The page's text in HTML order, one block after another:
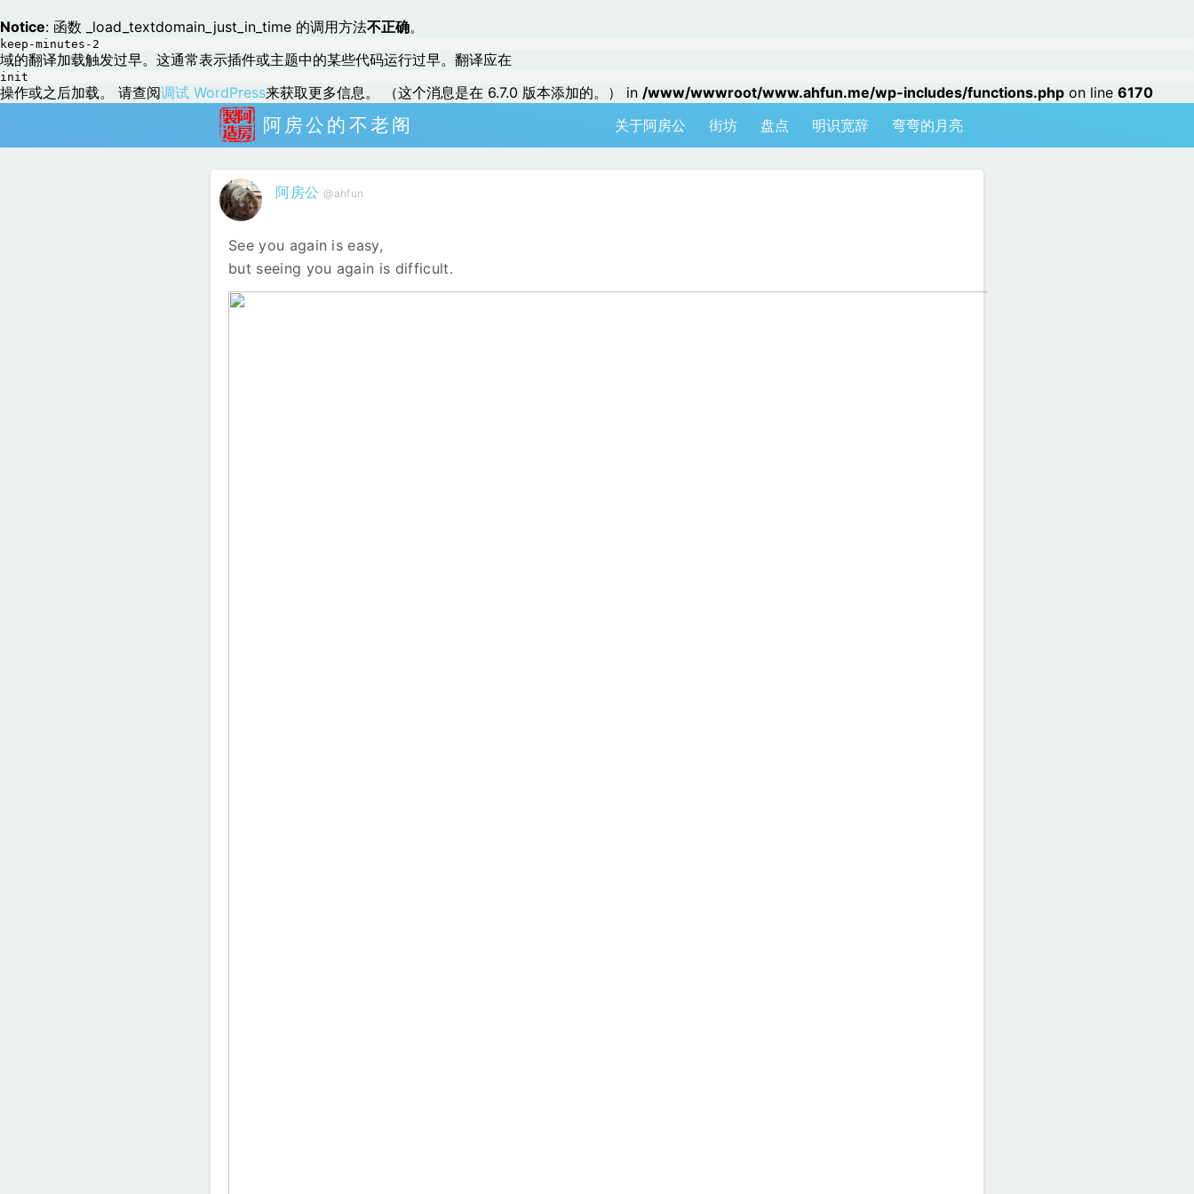
Notice: 函数 _load_textdomain_just_in_time 的调用方法不正确。
keep-minutes-2
域的翻译加载触发过早。这通常表示插件或主题中的某些代码运行过早。翻译应在
init
操作或之后加载。 请查阅调试 WordPress来获取更多信息。 （这个消息是在 6.7.0 版本添加的。） in /www/wwwroot/www.ahfun.me/wp-includes/functions.php on line 6170
阿房公的不老阁 关于阿房公 街坊 盘点 明识宽辞 弯弯的月亮
阿房公 @ahfun
See you again is easy,
but seeing you again is difficult.